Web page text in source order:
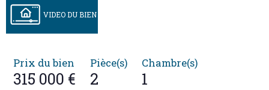
VIDEO DU BIEN
Prix du bien
315 000 €
Pièce(s)
2
Chambre(s)
1